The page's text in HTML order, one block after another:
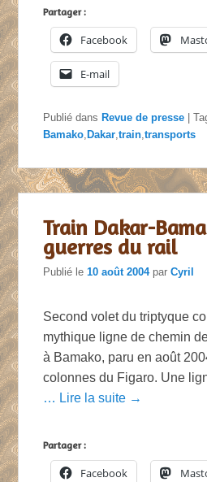
Partager :
Facebook
E-mail
Publié dans Revue de presse |
Bamako, Dakar,train,transports
Train Dakar-
guerres du rail
Publié le10 août 2004 parCyril
Second volet du triptyque
mythique ligne de chemin
à Bamako, paru en août
colonnes du Figaro. Une
… Lire la suite →
Partager :
Facebook